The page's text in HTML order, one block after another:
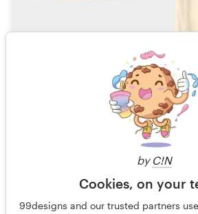
by C!N
Cookies, on your
99designs and our trusted partners
Sin rondas
IA generativa no permitida
41 diseños